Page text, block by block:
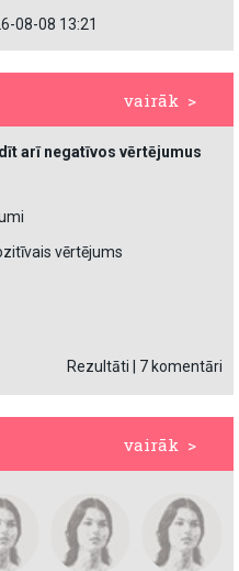
08-08 13:21
vairāk >
arī negatīvos vērtējumus
vērtējums
Rezultāti 7 komentāri
vairāk >